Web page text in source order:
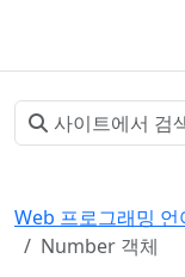
Web 프로그래밍 언
Number 객체